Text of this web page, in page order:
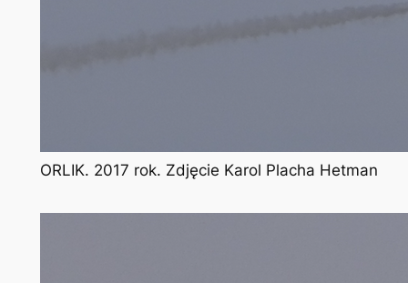
ORLIK. 2017 rok. Zdjęcie Karol Placha Hetman